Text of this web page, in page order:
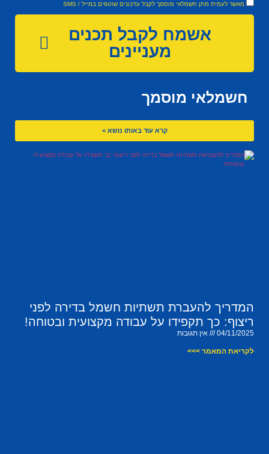
מאשר לעמית מתן חשמלאי מוסמך לקבל עדכונים שוטפים במייל / SMS
אשמח לקבל תכנים
מעניינים
חשמלאי מוסמך
קרא עוד באותו נושא >
המדריך להעברת תשתיות חשמל בדירה לפני
ריצוף: כך תקפידו על עבודה מקצועית ובטוחה!
04/11/2025 אין תגובות
לקריאת המאמר >>>